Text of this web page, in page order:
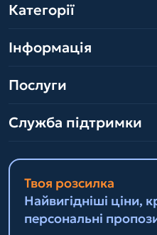
Категорії
Інформація
Послуги
Служба підтримки
Твоя розсилка
Найвигідніші ціни,
персональні